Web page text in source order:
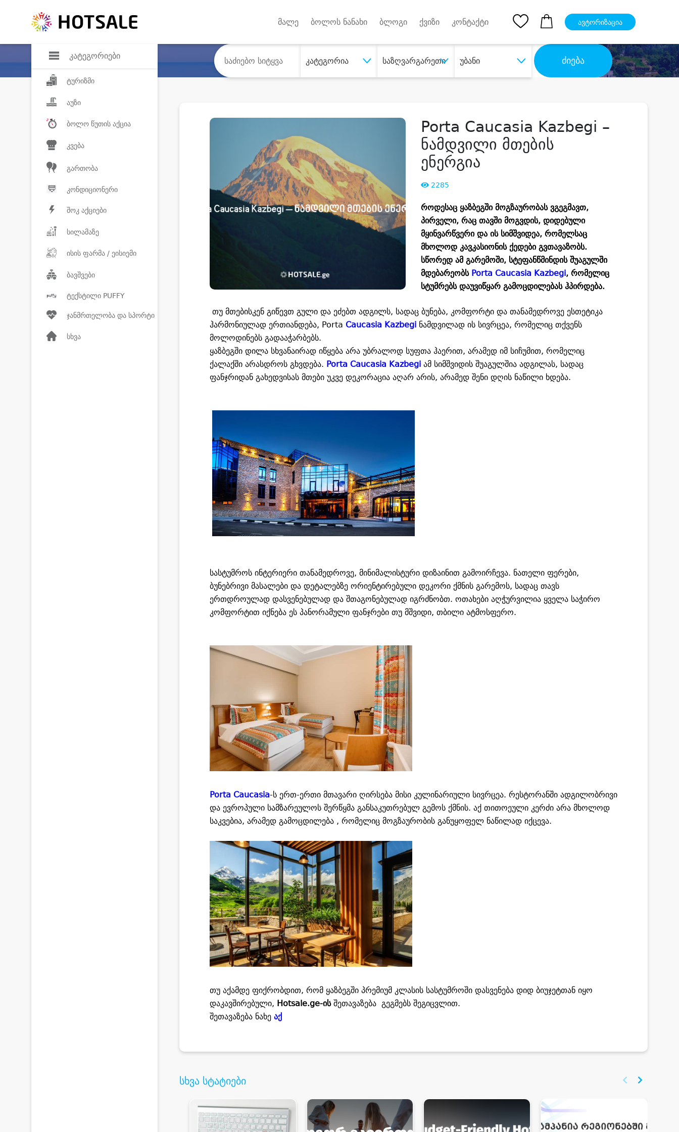
კატეგორიები
ტურიზმი
აუზი
ბოლო წუთის აქცია
კვება
გართობა
კონდიციონერი
შოკ აქციები
სილამაზე
ისის ფარმა / ეისიემი
ბავშვები
ტექსტილი PUFFY
ჯანმრთელობა და სპორტი
სხვა
მალე ბოლოს ნანახი ბლოგი ქვიზი კონტაქტი ავტორიზაცია
კატეგორია საზღვარგარეთი უბანი ძიება
Porta Caucasia Kazbegi –
ნამდვილი მთების
ენერგია
2285
როდესაც ყაზბეგში მოგზაურობას ვგეგმავთ,
პირველი, რაც თავში მოგვდის, დიდებული
მყინვარწვერი და ის სიმშვიდეა, რომელსაც
მხოლოდ კავკასიონის ქედები გვთავაზობს.
სწორედ ამ გარემოში, სტეფანწმინდის შუაგულში
მდებარეობს Porta Caucasia Kazbegi, რომელიც
სტუმრებს დაუვიწყარ გამოცდილებას ჰპირდება.
თუ მთებისკენ გიწევთ გული და ეძებთ ადგილს, სადაც ბუნება, კომფორტი და თანამედროვე ესთეტიკა
ჰარმონიულად ერთიანდება, Porta Caucasia Kazbegiნამდვილად ის სივრცეა, რომელიც თქვენს
მოლოდინებს გადააჭარბებს.
ყაზბეგში დილა სხვანაირად იწყება არა უბრალოდ სუფთა ჰაერით, არამედ იმ სიჩუმით, რომელიც
ქალაქში არასდროს გხვდება. Porta Caucasia Kazbegiამ სიმშვიდის შუაგულშია ადგილას, სადაც
ფანჯრიდან გახედვისას მთები უკვე დეკორაცია აღარ არის, არამედ შენი დღის ნაწილი ხდება.
სასტუმროს ინტერიერი თანამედროვე, მინიმალისტური დიზაინით გამოირჩევა. ნათელი ფერები,
ბუნებრივი მასალები და დეტალებზე ორიენტირებული დეკორი ქმნის გარემოს, სადაც თავს
ერთდროულად დასვენებულად და შთაგონებულად იგრძნობთ. ოთახები აღჭურვილია ყველა საჭირო
კომფორტით იქნება ეს პანორამული ფანჯრები თუ მშვიდი, თბილი ატმოსფერო.
Porta Caucasia-ს ერთ-ერთი მთავარი ღირსება მისი კულინარიული სივრცეა. რესტორანში ადგილობრივი
და ევროპული სამზარეულოს შერწყმა განსაკუთრებულ გემოს ქმნის. აქ თითოეული კერძი არა მხოლოდ
საკვებია, არამედ გამოცდილება , რომელიც მოგზაურობის განუყოფელ ნაწილად იქცევა.
თუ აქამდე ფიქრობდით, რომ ყაზბეგში პრემიუმ კლასის სასტუმროში დასვენება დიდ ბიუჯეტთან იყო
დაკავშირებული, Hotsale.ge-ისშეთავაზება გეგმებს შეგიცვლით.
შეთავაზება ნახე აქ
სხვა სტატიები